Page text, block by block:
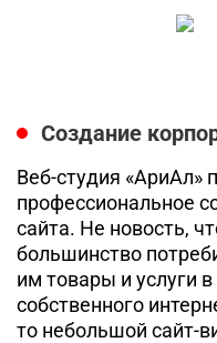
Создание
Веб-студия «АриАл»
профессиональное
сайта. Не новость,
большинство
им товары и услуги
собственного
то небольшой сайт-